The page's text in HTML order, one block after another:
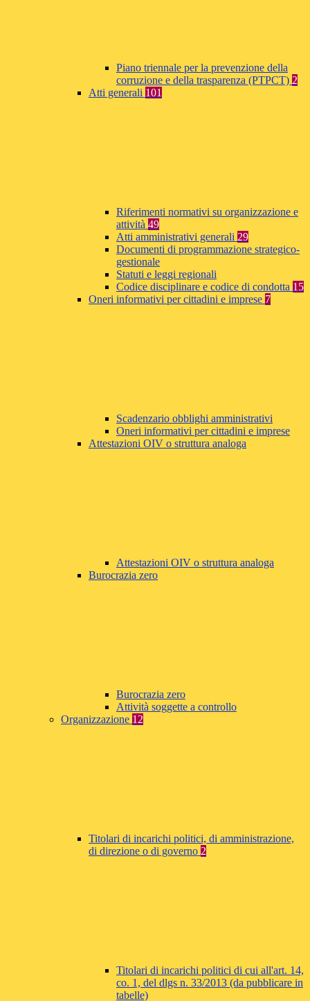
Piano triennale per la prevenzione della
corruzione e della trasparenza (PTPCT) 2
Atti generali 101
Riferimenti normativi su organizzazione e
attività 49
Atti amministrativi generali 29
Documenti di programmazione strategico-
gestionale
Statuti e leggi regionali
Codice disciplinare e codice di condotta 15
Oneri informativi per cittadini e imprese 7
Scadenzario obblighi amministrativi
Oneri informativi per cittadini e imprese
Attestazioni OIV o struttura analoga
Attestazioni OIV o struttura analoga
Burocrazia zero
Burocrazia zero
Attività soggette a controllo
Organizzazione 12
Titolari di incarichi politici, di amministrazione,
di direzione o di governo 2
Titolari di incarichi politici di cui all'art. 14,
co. 1, del dlgs n. 33/2013 (da pubblicare in
tabelle)